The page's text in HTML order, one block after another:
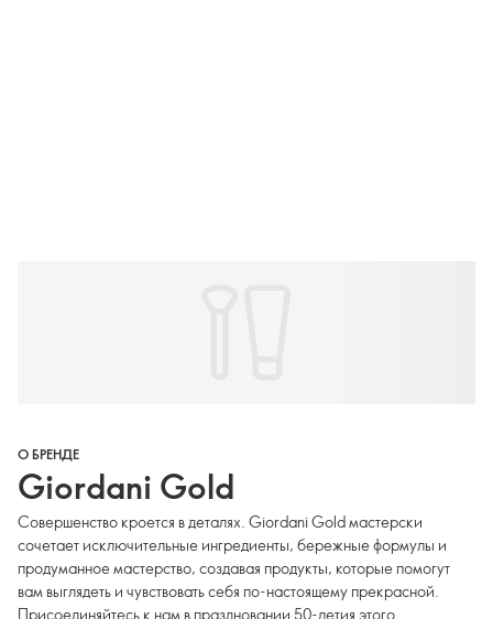
О БРЕНДЕ
Giordani Gold
Совершенство кроется в деталях. Giordani Gold мастерски
сочетает исключительные ингредиенты, бережные формулы и
продуманное мастерство, создавая продукты, которые помогут
вам выглядеть и чувствовать себя по-настоящему прекрасной.
Присоединяйтесь к нам в праздновании 50-летия этого